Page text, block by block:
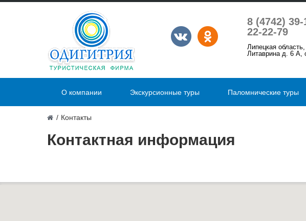
8 (4742) 39-
22-22-79
Липецкая
Литаврина д. 6 А,
О компании Экскурсионные туры Паломнические туры
/ Контакты
Контактная информация